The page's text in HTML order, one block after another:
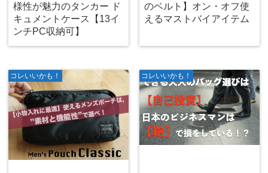
様性が魅力のタンカー ド
キュメントケース【13イ
ンチPC収納可】
のベルト】オン・オフ使
えるマストバイアイテム
コレいいかも！ コレいいかも！